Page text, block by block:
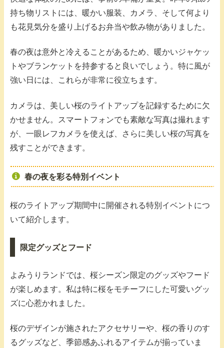
持ち物リストには、暖かい服装、カメラ、そして何より
も花見気分を盛り上げるお弁当や飲み物がありました。
春の夜は意外と冷えることがあるため、暖かいジャケッ
トやブランケットを持参すると良いでしょう。特に風が
強い日には、これらが非常に役立ちます。
カメラは、美しい桜のライトアップを記録するために欠
かせません。スマートフォンでも素敵な写真は撮れます
が、一眼レフカメラを使えば、さらに美しい桜の写真を
残すことができます。
春の夜を彩る特別イベント
桜のライトアップ期間中に開催される特別イベントにつ
いて紹介します。
限定グッズとフード
よみうりランドでは、桜シーズン限定のグッズやフード
が楽しめます。私は特に桜をモチーフにした可愛いグッ
ズに心惹かれました。
桜のデザインが施されたアクセサリーや、桜の香りのす
るグッズなど、季節感あふれるアイテムが揃っていま